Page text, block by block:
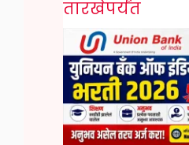
तारखेपर्यंत